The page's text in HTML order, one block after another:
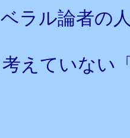
ラル論者の
えていない